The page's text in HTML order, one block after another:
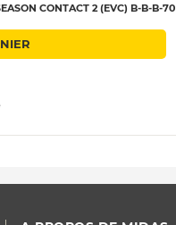
CONTACT 2 (EVC) B-B-B-70